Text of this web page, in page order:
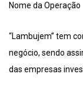
Nome da Operação
“Lambujem” tem
negócio, sendo
das empresas